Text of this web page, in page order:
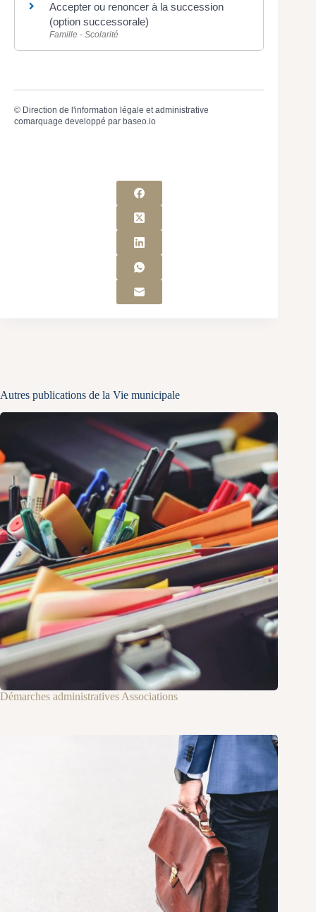
Accepter ou renoncer à la succession
(option successorale)
Famille - Scolarité
© Direction de l'information légale et administrative
comarquage developpé par baseo.io
Autres publications de la Vie municipale
Démarches administratives Associations